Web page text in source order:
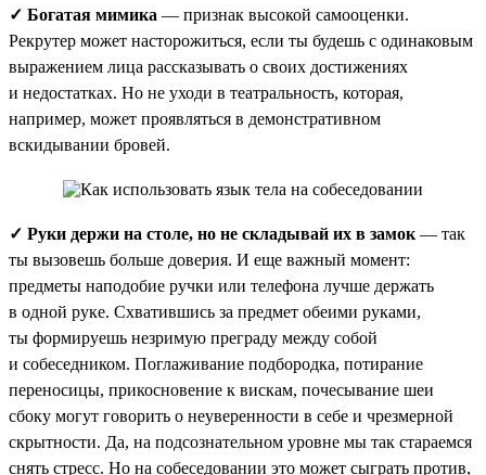
✓ Богатая мимика — признак высокой самооценки.
Рекрутер может насторожиться, если ты будешь с одинаковым
выражением лица рассказывать о своих достижениях
и недостатках. Но не уходи в театральность, которая,
например, может проявляться в демонстративном
вскидывании бровей.
✓ Руки держи на столе, но не складывай их в замок — так
ты вызовешь больше доверия. И еще важный момент:
предметы наподобие ручки или телефона лучше держать
в одной руке. Схватившись за предмет обеими руками,
ты формируешь незримую преграду между собой
и собеседником. Поглаживание подбородка, потирание
переносицы, прикосновение к вискам, почесывание шеи
сбоку могут говорить о неуверенности в себе и чрезмерной
скрытности. Да, на подсознательном уровне мы так стараемся
снять стресс. Но на собеседовании это может сыграть против,